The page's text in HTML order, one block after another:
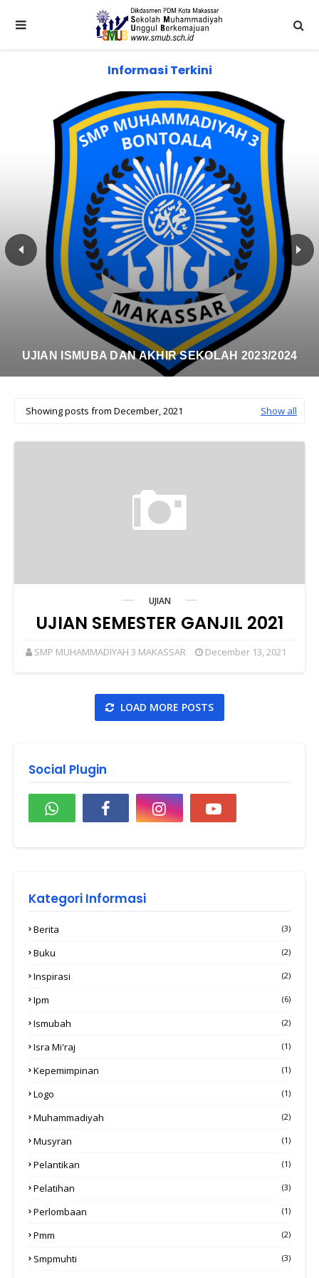
Informasi Terkini
Forum Diskusi Puisi Berlangsung Seru Bagi Guru
Dan Siswa Di Lingkungan Perguruan
Muhammadiyah Bontoala Makassar
Showing posts from December, 2021 Show all
UJIAN
UJIAN SEMESTER GANJIL 2021
SMP MUHAMMADIYAH 3 MAKASSAR December 13, 2021
LOAD MORE POSTS
Social Plugin
Kategori Informasi
Berita (3)
Buku (2)
Inspirasi (2)
Ipm (6)
Ismubah (2)
Isra Mi'raj (1)
Kepemimpinan (1)
Logo (1)
Muhammadiyah (2)
Musyran (1)
Pelantikan (1)
Pelatihan (3)
Perlombaan (1)
Pmm (2)
Smpmuhti (3)